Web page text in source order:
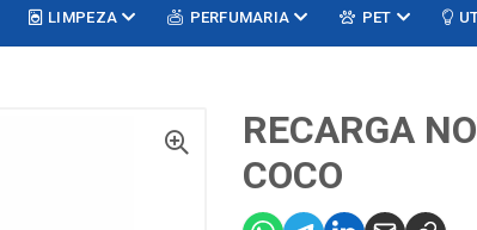
LIMPEZA PERFUMARIA PET
RECARGA
COCO